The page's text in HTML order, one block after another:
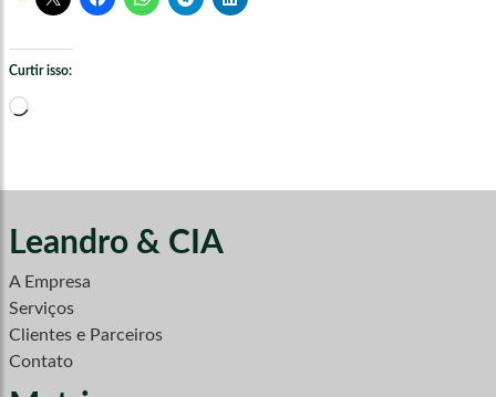
Curtir isso:
Carregando...
Leandro & CIA
A Empresa
Serviços
Clientes e Parceiros
Contato